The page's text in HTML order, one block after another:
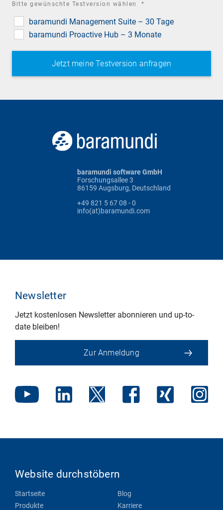
Bitte gewünschte Testversion wählen *
baramundi Management Suite – 30 Tage
baramundi Proactive Hub – 3 Monate
baramundi software GmbH
Forschungsallee 3
86159 Augsburg, Deutschland
+49 821 5 67 08 - 0
info(at)baramundi.com
Newsletter
Jetzt kostenlosen Newsletter abonnieren und up-to-
date bleiben!
Zur Anmeldung
Website durchstöbern
Startseite
Produkte
Blog
Karriere